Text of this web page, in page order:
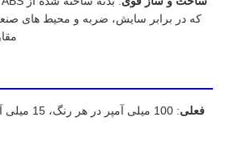
که در برابر سایش، ضربه و محیط های
فعلی
: 100 میلی آمپر